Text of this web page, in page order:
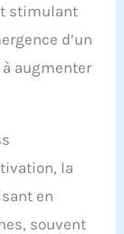
stimulant
d’un
augmenter
la
en
souvent